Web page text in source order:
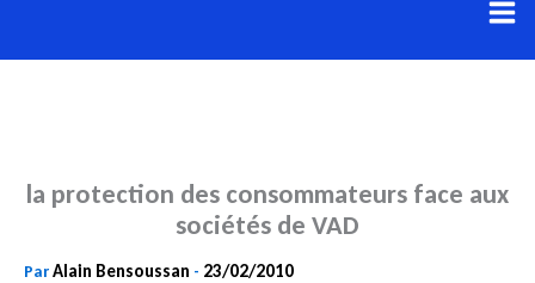
au
la protection des consommateurs face aux
sociétés de VAD
ParAlain Bensoussan - 23/02/2010